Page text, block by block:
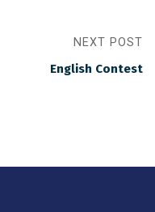
NEXT POST
English Contest